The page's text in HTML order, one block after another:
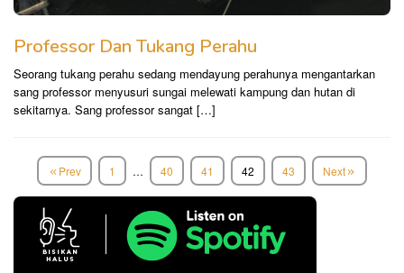
Professor Dan Tukang Perahu
Seorang tukang perahu sedang mendayung perahunya mengantarkan
sang professor menyusuri sungai melewati kampung dan hutan di
sekitarnya. Sang professor sangat […]
Prev 1 … 40 41 42 43 Next